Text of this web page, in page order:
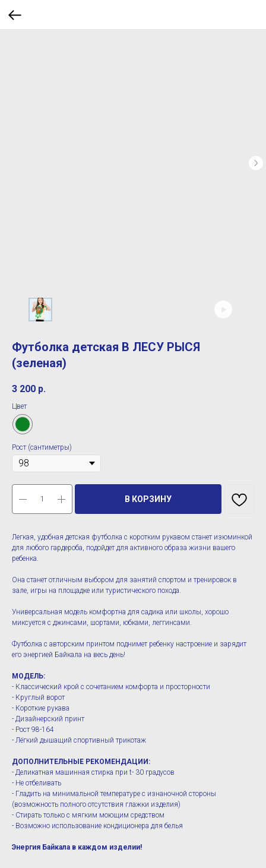
Футболка детская В ЛЕСУ РЫСЯ
(зеленая)
3 200 р.
Цвет
Рост (сантиметры)
В КОРЗИНУ
Легкая, удобная детская футболка с коротким рукавом станет изюминкой
для любого гардероба, подойдет для активного образа жизни вашего
ребенка.
Она станет отличным выбором для занятий спортом и тренировок в
зале, игры на площадке или туристического похода.
Универсальная модель комфортна для садика или школы, хорошо
миксуется с джинсами, шортами, юбками, леггинсами.
Футболка с авторским принтом поднимет ребенку настроение и зарядит
его энергией Байкала на весь день!
МОДЕЛЬ:
- Классический крой с сочетанием комфорта и просторности
- Круглый ворот
- Короткие рукава
- Дизайнерский принт
- Рост 98-164
- Лёгкий дышащий спортивный трикотаж
ДОПОЛНИТЕЛЬНЫЕ РЕКОМЕНДАЦИИ:
- Деликатная машинная стирка при t- 30 градусов
- Не отбеливать
- Гладить на минимальной температуре с изнаночной стороны
(возможность полного отсутствия глажки изделия)
- Стирать только с мягким моющим средством
- Возможно использование кондиционера для белья
Энергия Байкала в каждом изделии!